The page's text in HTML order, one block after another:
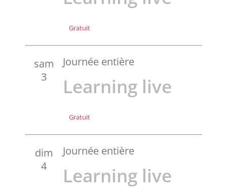
Gratuit
sam
3
Journée entière
Learning live
Gratuit
dim
4
Journée entière
Learning live